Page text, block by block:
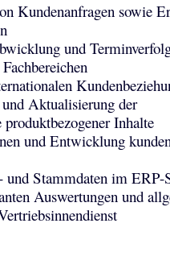
Kundenanfragen sowie
und
Aktualisierung der
Inhalte
und Entwicklung
Stammdaten im ERP-
Auswertungen und